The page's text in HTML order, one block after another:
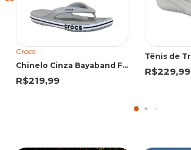
Crocs
Chinelo Cinza Bayaband Flip | Crocs
R$219,99
R$229,99